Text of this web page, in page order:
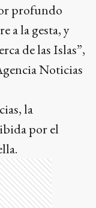
profundo
a la gesta, y
de las Islas”,
Noticias
la
por el